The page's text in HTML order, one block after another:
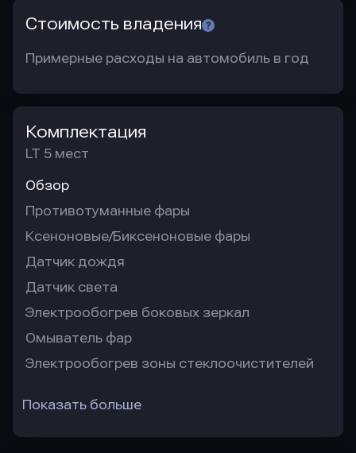
Стоимость владения
Примерные расходы на автомобиль в год
Комплектация
LT 5 мест
Обзор
Противотуманные фары
Ксеноновые/Биксеноновые фары
Датчик дождя
Датчик света
Электрообогрев боковых зеркал
Омыватель фар
Электрообогрев зоны стеклоочистителей
Показать больше